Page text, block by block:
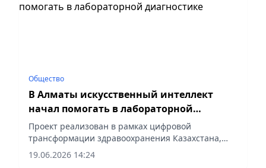
Общество
В Алматы искусственный интеллект
начал помогать в лабораторной
диагностике
Проект реализован в рамках цифровой
трансформации здравоохранения Казахстана,
сообщает vapress.kz.
19.06.2026 14:24